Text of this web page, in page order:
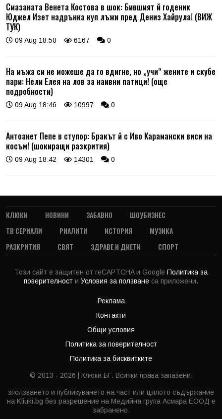
Смазаната Венета Костова в шок: Бившият й годеник
Юджел Изет надрънка куп лъжи пред Дениз Хайрула! (ВИЖ
ТУК)
09 Aug 18:50 6167 0
На мъжа си не можеше да го вдигне, но „учи“ жените и скубе
пари: Нели Елея на лов за наивни патици! (още
подробности)
09 Aug 18:46 10997 0
Антоанет Пепе в ступор: Бракът й с Иво Карамански виси на
косъм! (шокиращи разкрития)
09 Aug 18:42 14301 0
КЛЮКИ НОВИНИ ЗАБАВНО
ШОУБИЗНЕС
ТВ СЕРИАЛИ
РИАЛИТИ ИСТОРИЯ
МУЗИКА
РАЗКРИТИЯ
СВЯТ ЗДРАВЕ И ДИЕТИ СПОРТ
Този сайт е защитен от reCAPTCHA и Google Политика за
поверителност и Условия за ползване са приложени.
Реклама
Контакти
Общи условия
Политика за поверителност
Политика за бисквитките
© 2013 - 2026 | Клюки.БГ. Всички права запазени.
зползването и публикуването на част или цялото съдържание
на Kliuki.bg без разрешение на Медийна група Асмара ЕООД е
забранено.